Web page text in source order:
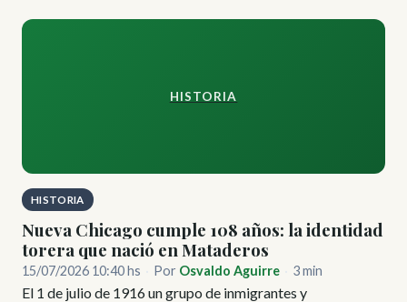
HISTORIA
HISTORIA
Nueva Chicago cumple 108 años: la identidad
torera que nació en Mataderos
15/07/2026 10:40 hs Por Osvaldo Aguirre 3 min
El 1 de julio de 1916 un grupo de inmigrantes y